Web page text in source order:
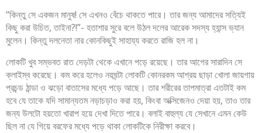
“কিন্তু সে একজন মানুষ! সে এখনও বেঁচে থাকতে পারে। তার জন্য আমাদের সত্যিই
কিছু করা উচিত, তাইনা?!”- হতাশার সুরে বলে উঠল দলের আরেক সদস্য হ্যান্স ভ্যান
মুলেন। কিন্তু দলনেতা নার কোনকিছুই সাহায্য করতে রাজি হল না।
লোকটি খুব সম্ভবত রাত দেড়টা থেকে এখানে পড়ে রয়েছে। তার আগের সারাদিন সে
ক্লাইম্ব করেছে। কম করে হলেও নয়ঘন্টা লোকটি কোনরকম আশ্রয় ছাড়া খোলা জায়গায়
প্রচন্ড ঠান্ডা ও ঝড়ো বাতাসের মধ্যে পড়ে আছে। তার শরীরের তাপমাত্রা এতটাই কম
হবে যে তাকে যদি সামান্যতম নড়াচড়াও করা হয়, কিংবা অক্সিজেনও দেয়া হয়, তাও তার
জন্য উলটো হয়তো খারাপ হয়ে দেখা দিতে পারে। বলাই বাহুল্য যে সেখানে এমন কেউ
ছিল না যে গিয়ে বরফের মধ্যে পড়ে থাকা লোকটিকে নিরীক্ষা করবে।